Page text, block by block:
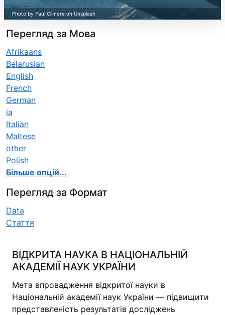
Перегляд за Мова
Afrikaans
Belarusian
English
French
German
ia
Italian
Maltese
other
Polish
Більше опцій...
Перегляд за Формат
Data
Стаття
ВІДКРИТА НАУКА В НАЦІОНАЛЬНІЙ
АКАДЕМІЇ НАУК УКРАЇНИ
Мета впровадження відкритої науки в
Національній академії наук України — підвищити
представленість результатів досліджень